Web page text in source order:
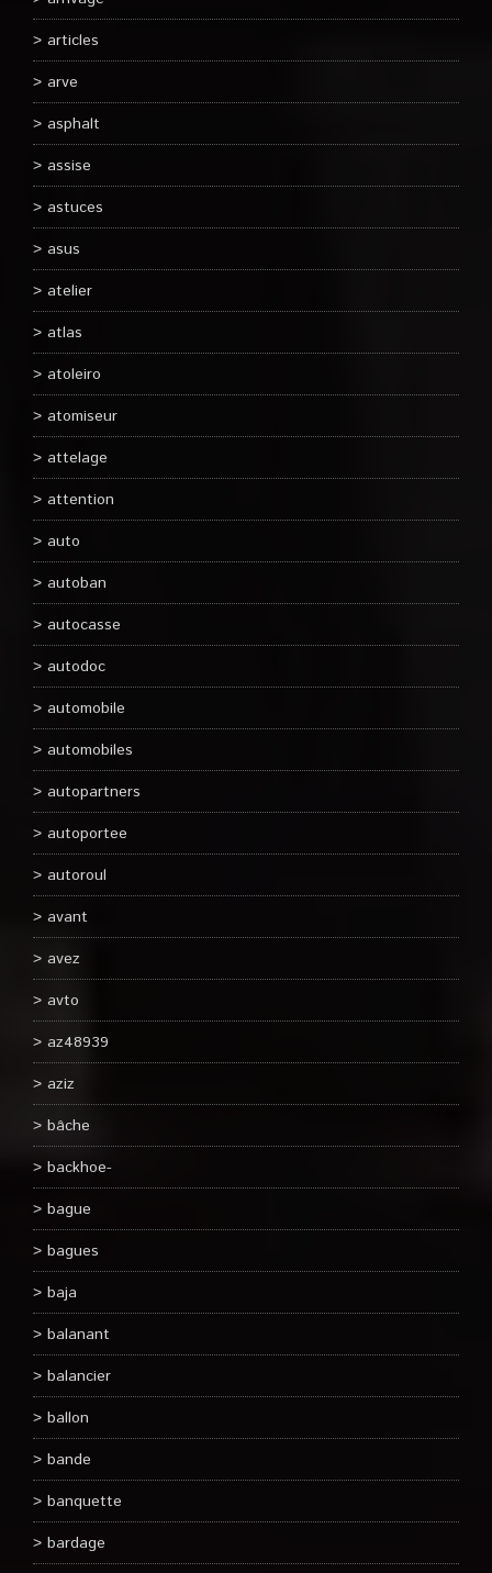
articles
arve
asphalt
assise
astuces
asus
atelier
atlas
atoleiro
atomiseur
attelage
attention
auto
autoban
autocasse
autodoc
automobile
automobiles
autopartners
autoportee
autoroul
avant
avez
avto
az48939
aziz
bâche
backhoe-
bague
bagues
baja
balanant
balancier
ballon
bande
banquette
bardage